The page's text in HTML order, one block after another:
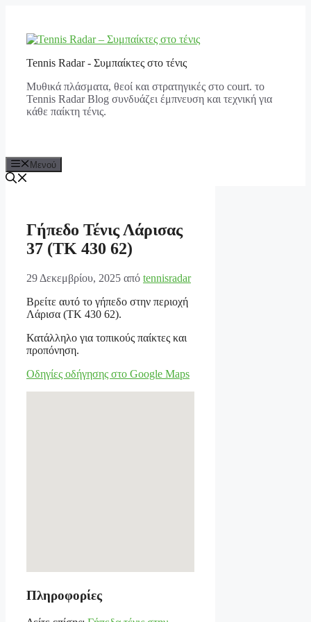
περιεχόμενο
Tennis Radar - Συμπαίκτες στο τένις
Μυθικά πλάσματα, θεοί και στρατηγικές στο court. το
Tennis Radar Blog συνδυάζει έμπνευση και τεχνική για
κάθε παίκτη τένις.
Μενού
Γήπεδο Τένις Λάρισας
37 (ΤΚ 430 62)
29 Δεκεμβρίου, 2025 από tennisradar
Βρείτε αυτό το γήπεδο στην περιοχή
Λάρισα (ΤΚ 430 62).
Κατάλληλο για τοπικούς παίκτες και
προπόνηση.
Οδηγίες οδήγησης στο Google Maps
Πληροφορίες